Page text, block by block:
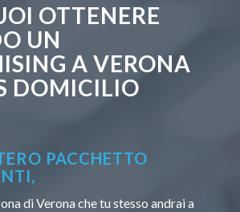
OTTENERE
UN
A VERONA
DOMICILIO
PACCHETTO
di Verona che tu stesso andrai a